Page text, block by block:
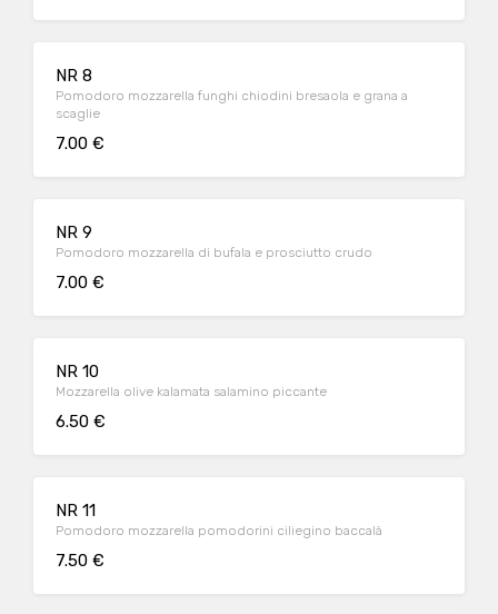
NR 8
Pomodoro mozzarella funghi chiodini bresaola e grana a
scaglie
7.00 €
NR 9
Pomodoro mozzarella di bufala e prosciutto crudo
7.00 €
NR 10
Mozzarella olive kalamata salamino piccante
6.50 €
NR 11
Pomodoro mozzarella pomodorini ciliegino baccalà
7.50 €